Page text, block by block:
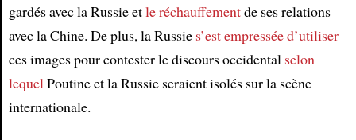
gardés avec la Russie etle réchauffementde ses relations
avec la Chine. De plus, la Russie s’est empressée d’utiliser
ces images pour contester le discours occidental selon
lequel Poutine et la Russie seraient isolés sur la scène
internationale.